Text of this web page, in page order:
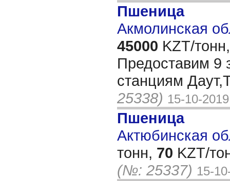
Пшеница
Акмолинская
45000 KZT/тонн,
Предоставим 9
станциям
25338) 15-10-2019
Пшеница
Актюбинская
тонн, 70 KZT/
(№: 25337) 15-